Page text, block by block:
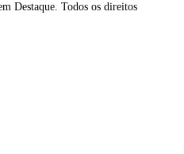
Destaque. Todos os direitos